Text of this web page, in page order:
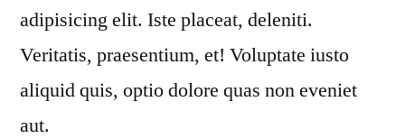
adipisicing elit. Iste placeat, deleniti.
Veritatis, praesentium, et! Voluptate iusto
aliquid quis, optio dolore quas non eveniet
aut.